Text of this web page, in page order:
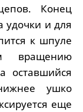
Конец
удочки и для
к шпуле
вращению
оставшийся
ушко
еще